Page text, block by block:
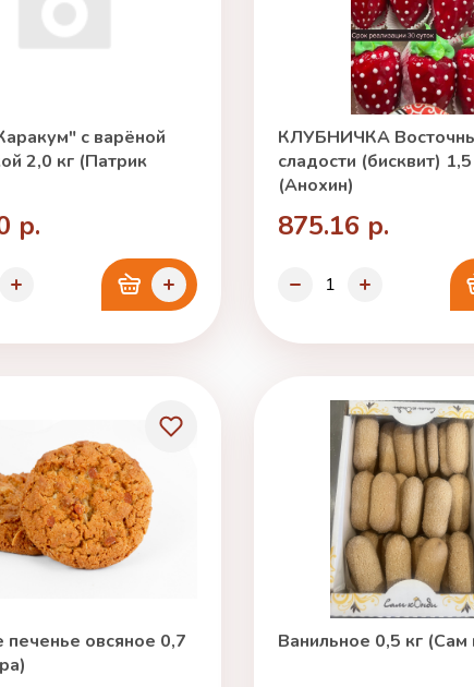
с варёной
2,0 кг (Патрик
р.
КЛУБНИЧКА
сладости (бисквит) 1,5
(Анохин)
875.16 р.
печенье овсяное 0,7
Ванильное 0,5 кг (Сам